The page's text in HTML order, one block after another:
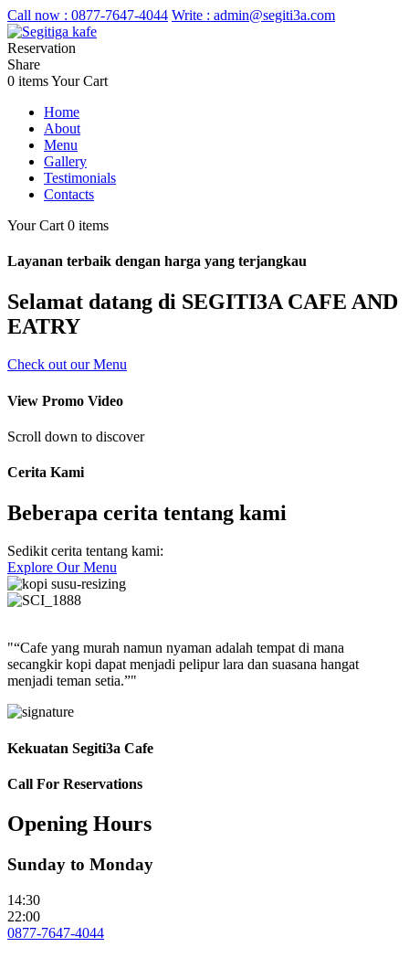
Call now : 0877-7647-4044 Write : admin@segiti3a.com
Reservation
Share
0 itemsYour Cart
Home
About
Menu
Gallery
Testimonials
Contacts
Your Cart 0 items
Layanan terbaik dengan harga yang terjangkau
Selamat datang di SEGITI3A CAFE AND
EATRY
Check out our Menu
View Promo Video
Scroll down to discover
Cerita Kami
Beberapa cerita tentang kami
Sedikit cerita tentang kami:
Explore Our Menu
"“Cafe yang murah namun nyaman adalah tempat di mana
secangkir kopi dapat menjadi pelipur lara dan suasana hangat
menjadi teman setia.”"
Kekuatan Segiti3a Cafe
Call For Reservations
Opening Hours
Sunday to Monday
14:30
22:00
0877-7647-4044